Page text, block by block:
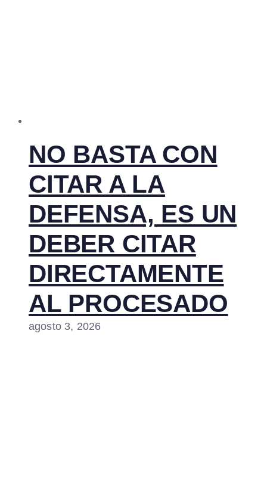
NO BASTA CON
CITAR A LA
DEFENSA, ES UN
DEBER CITAR
DIRECTAMENTE
AL PROCESADO
agosto 3, 2026